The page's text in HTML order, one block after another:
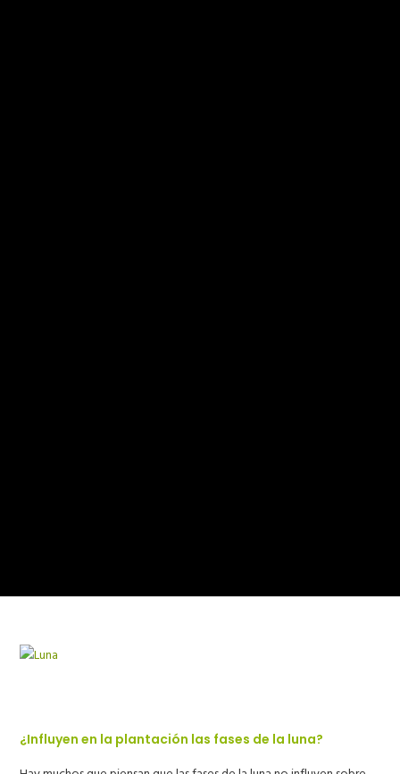
¿Influyen en la plantación las fases de la luna?